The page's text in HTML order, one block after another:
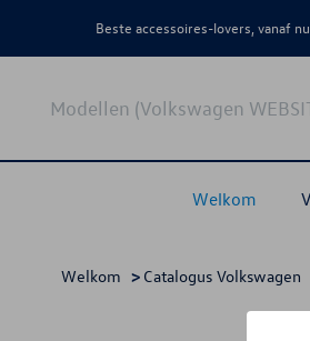
Beste accessoires-lovers, vanaf
Modellen (Volkswagen
Welkom
Welkom > Catalogus Volkswagen